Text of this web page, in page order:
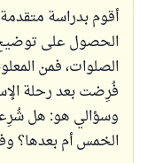
أقوم بدراسة متقدمة
الحصول على توضيح
الصلوات، فمن
فُرِضت بعد رحلة
وسؤالي هو: هل
الخمس أم بعدها؟